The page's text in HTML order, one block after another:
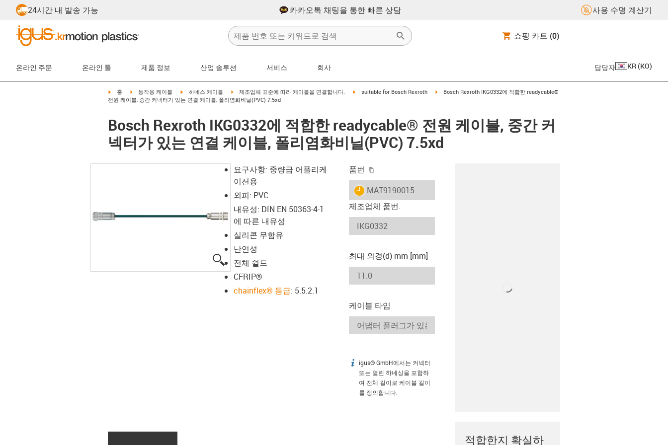
24시간 내 발송 가능 카카오톡 채팅을 통한 빠른 상담 사용 수명 계산기
쇼핑 카트 (0)
온라인 주문 온라인 툴 제품 정보 산업 솔루션 서비스 회사 담당자 KR (KO)
igus-icon-arrow-right
홈 igus-icon-arrow-right
동작용 케이블 igus-icon-arrow-right
하네스 케이블 igus-icon-arrow-right
제조업체 표준에 따라 케이블을 연결합니다. igus-icon-arrow-right
suitable for Bosch Rexroth igus-icon-arrow-right
Bosch Rexroth IKG0332에 적합한 readycable®
전원 케이블, 중간 커넥터가 있는 연결 케이블, 폴리염화비닐(PVC) 7.5xd
Bosch Rexroth IKG0332에 적합한 readycable® 전원 케이블, 중간 커
넥터가 있는 연결 케이블, 폴리염화비닐(PVC) 7.5xd
igus-icon-lupe
요구사항: 중량급 어플리케
이션용
외피: PVC
내유성: DIN EN 50363-4-1
에 따른 내유성
실리콘 무함유
난연성
전체 쉴드
CFRIP®
chainflex® 등급: 5.5.2.1
품번
igus-icon-lieferzeit
MAT9190015
제조업체 품번.
최대 외경(d) mm [mm]
케이블 타입
igus-icon-info
igus® GmbH에서는 커넥터
또는 열린 하네싱을 포함하
여 전체 길이로 케이블 길이
를 정의합니다.
적합한지 확실하